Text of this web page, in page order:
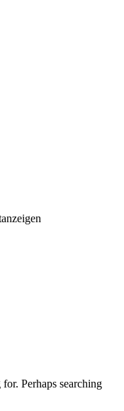
Perhaps searching